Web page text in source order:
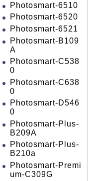
Photosmart-6510
Photosmart-6520
Photosmart-6521
Photosmart-B109
A
Photosmart-C538
0
Photosmart-C638
0
Photosmart-D546
0
Photosmart-Plus-
B209A
Photosmart-Plus-
B210a
Photosmart-Premi
um-C309G